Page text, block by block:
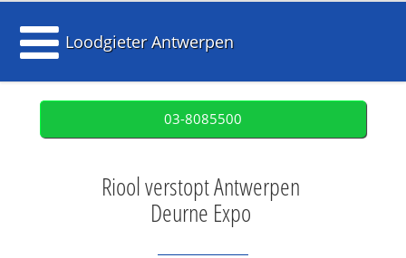
Loodgieter Antwerpen
03-8085500
Riool verstopt Antwerpen
Deurne Expo